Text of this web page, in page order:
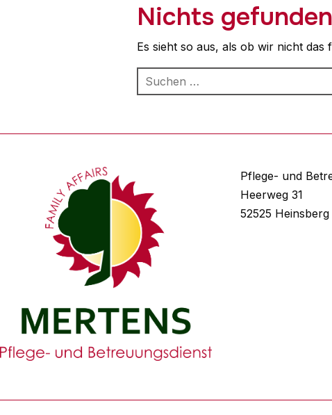
Nichts gefunden
Es sieht so aus, als ob wir nicht
Suchen
nach:
Pflege- und
Heerweg 31
52525 Heinsberg